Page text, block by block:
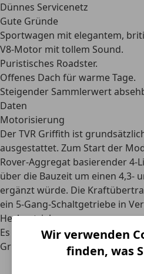
Dünnes Servicenetz
Gute Gründe
Sportwagen mit elegantem,
V8-Motor mit tollem Sound.
Puristisches Roadster.
Offenes Dach für warme Tage.
Steigender Sammlerwert
Daten
Motorisierung
Der TVR Griffith ist
ausgestattet. Zum Start der
Rover-Aggregat basierender
über die Bauzeit um einen 4,3-
ergänzt würde. Die
ein 5-Gang-Schaltgetriebe in
Heckantrieb.
Es sind verschiedene
Griffith erbaut worden:
Wir verwenden
finden, was